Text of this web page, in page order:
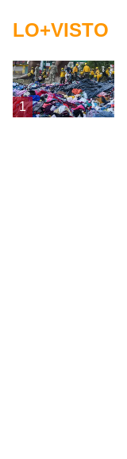
LO+VISTO
1